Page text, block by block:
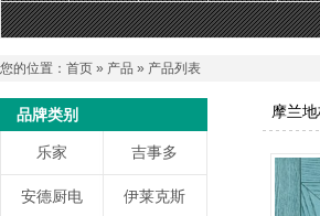
您的位置： 首页 » 产品 » 产品列表
品牌类别
乐家 吉事多
安德厨电 伊莱克斯
摩兰地